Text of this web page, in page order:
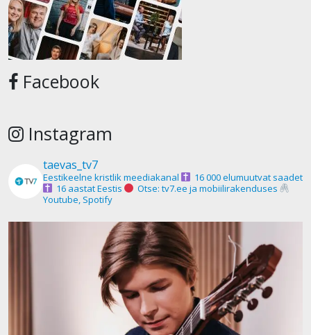
Facebook
Instagram
taevas_tv7
Eestikeelne kristlik meediakanal
16 000 elumuutvat saadet
16 aastat Eestis
Otse: tv7.ee ja mobiilirakenduses
Youtube, Spotify